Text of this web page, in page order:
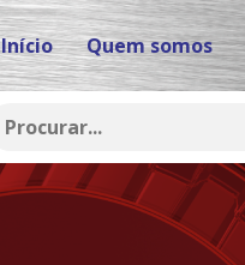
Início Quem somos